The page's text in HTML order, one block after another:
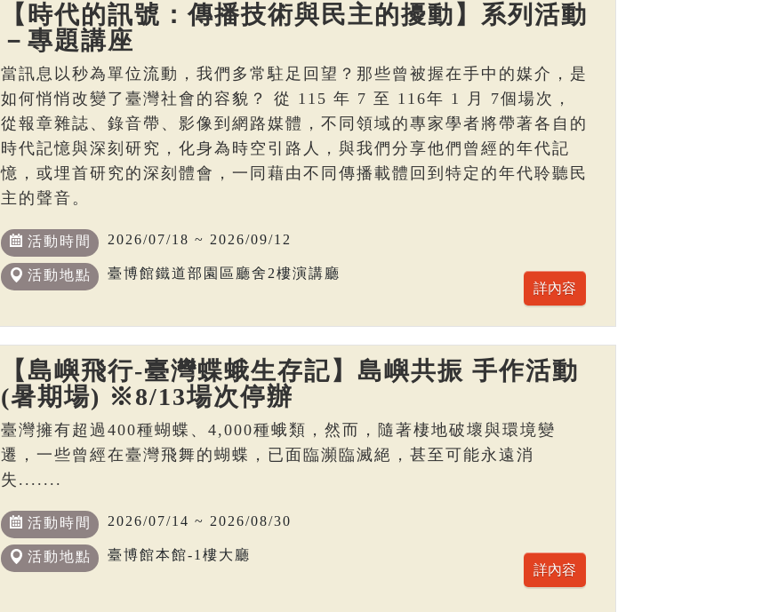
【時代的訊號：傳播技術與民主的擾動】系列活動
－專題講座
當訊息以秒為單位流動，我們多常駐足回望？那些曾被握在手中的媒介，是
如何悄悄改變了臺灣社會的容貌？ 從 115 年 7 至 116年 1 月 7個場次，
從報章雜誌、錄音帶、影像到網路媒體，不同領域的專家學者將帶著各自的
時代記憶與深刻研究，化身為時空引路人，與我們分享他們曾經的年代記
憶，或埋首研究的深刻體會，一同藉由不同傳播載體回到特定的年代聆聽民
主的聲音。
活動時間 2026/07/18 ~ 2026/09/12
活動地點 臺博館鐵道部園區廳舍2樓演講廳
【島嶼飛行-臺灣蝶蛾生存記】島嶼共振 手作活動
(暑期場) ※8/13場次停辦
臺灣擁有超過400種蝴蝶、4,000種蛾類，然而，隨著棲地破壞與環境變
遷，一些曾經在臺灣飛舞的蝴蝶，已面臨瀕臨滅絕，甚至可能永遠消
失.......
活動時間 2026/07/14 ~ 2026/08/30
活動地點 臺博館本館-1樓大廳